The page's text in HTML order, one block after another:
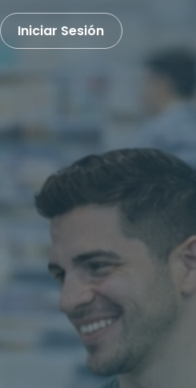
Iniciar Sesión